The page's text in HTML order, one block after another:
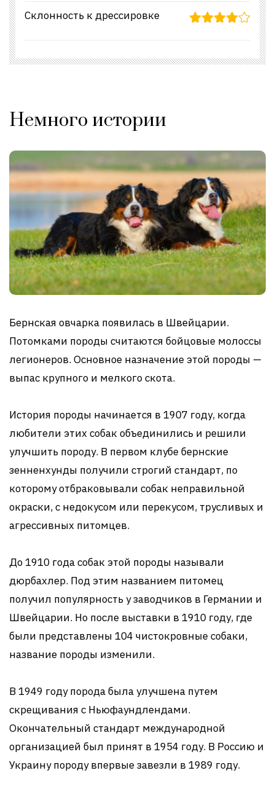
Склонность к дрессировке
Немного истории
Бернская овчарка появилась в Швейцарии.
Потомками породы считаются бойцовые молоссы
легионеров. Основное назначение этой породы —
выпас крупного и мелкого скота.
История породы начинается в 1907 году, когда
любители этих собак объединились и решили
улучшить породу. В первом клубе бернские
зенненхунды получили строгий стандарт, по
которому отбраковывали собак неправильной
окраски, с недокусом или перекусом, трусливых и
агрессивных питомцев.
До 1910 года собак этой породы называли
дюрбахлер. Под этим названием питомец
получил популярность у заводчиков в Германии и
Швейцарии. Но после выставки в 1910 году, где
были представлены 104 чистокровные собаки,
название породы изменили.
В 1949 году порода была улучшена путем
скрещивания с Ньюфаундлендами.
Окончательный стандарт международной
организацией был принят в 1954 году. В Россию и
Украину породу впервые завезли в 1989 году.